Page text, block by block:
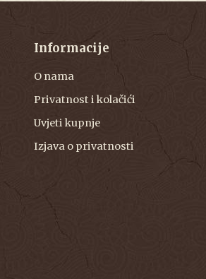
Informacije
O nama
Privatnost i kolačići
Uvjeti kupnje
Izjava o privatnosti